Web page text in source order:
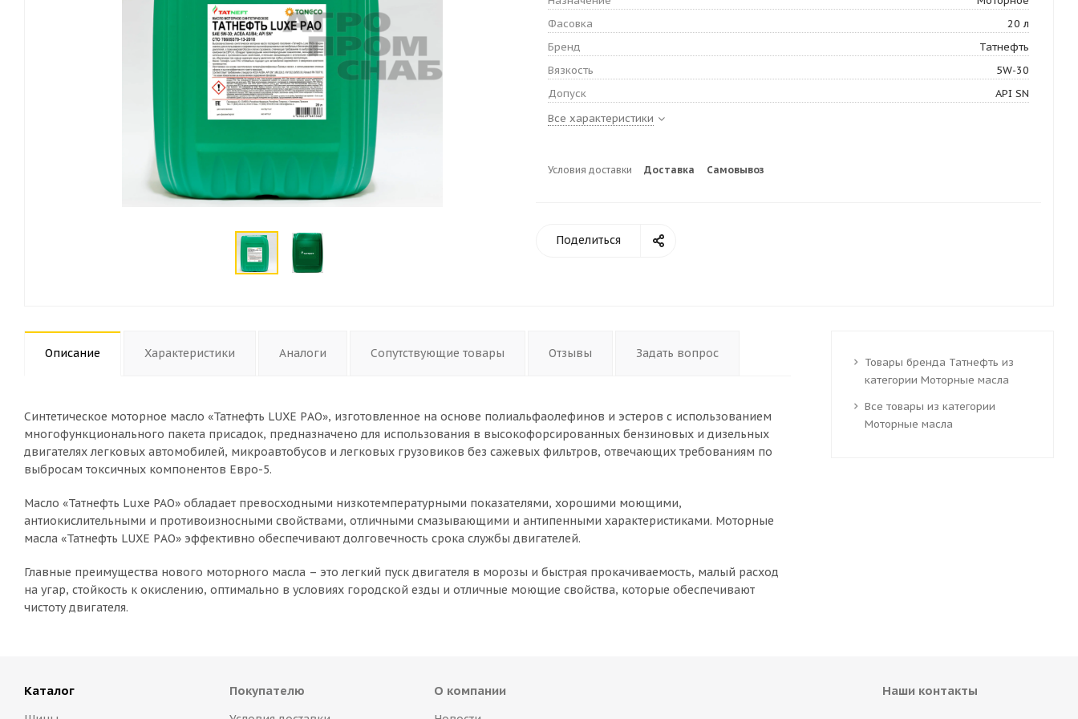
Фасовка
20 л
Бренд
Татнефть
Вязкость
5W-30
Допуск
API SN
Все характеристики
Условия доставки Доставка Самовывоз
Поделиться
Описание Характеристики Аналоги Сопутствующие товары Отзывы Задать вопрос
Синтетическое моторное масло «Татнефть LUXE PАO», изготовленное на основе полиальфаолефинов и эстеров с использованием
многофункционального пакета присадок, предназначено для использования в высокофорсированных бензиновых и дизельных
двигателях легковых автомобилей, микроавтобусов и легковых грузовиков без сажевых фильтров, отвечающих требованиям по
выбросам токсичных компонентов Евро-5.
Масло «Татнефть Luxe PAO» обладает превосходными низкотемпературными показателями, хорошими моющими,
антиокислительными и противоизносными свойствами, отличными смазывающими и антипенными характеристиками. Моторные
масла «Татнефть LUXE PАO» эффективно обеспечивают долговечность срока службы двигателей.
Главные преимущества нового моторного масла – это легкий пуск двигателя в морозы и быстрая прокачиваемость, малый расход
на угар, стойкость к окислению, оптимально в условиях городской езды и отличные моющие свойства, которые обеспечивают
чистоту двигателя.
Товары бренда Татнефть из
категории Моторные масла
Все товары из категории
Моторные масла
Каталог Покупателю О компании Наши контакты